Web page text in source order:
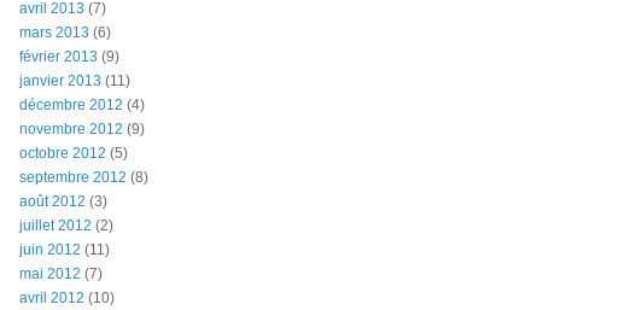
avril 2013 (7)
mars 2013 (6)
février 2013 (9)
janvier 2013 (11)
décembre 2012 (4)
novembre 2012 (9)
octobre 2012 (5)
septembre 2012 (8)
août 2012 (3)
juillet 2012 (2)
juin 2012 (11)
mai 2012 (7)
avril 2012 (10)